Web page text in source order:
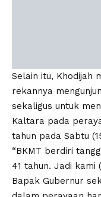
Selain itu, Khodijah
rekannya
sekaligus untuk
Kaltara pada
tahun pada Sabtu
“BKMT berdiri
41 tahun. Jadi kami
Bapak Gubernur